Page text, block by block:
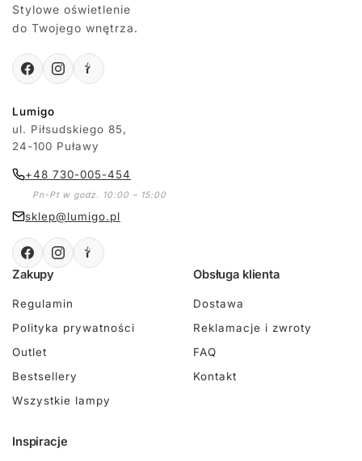
Stylowe oświetlenie
do Twojego wnętrza.
Lumigo
ul. Piłsudskiego 85,
24-100 Puławy
+48 730-005-454
Pn-Pt w godz. 10:00 – 15:00
sklep@lumigo.pl
Zakupy
Regulamin
Polityka prywatności
Outlet
Bestsellery
Wszystkie lampy
Obsługa klienta
Dostawa
Reklamacje i zwroty
FAQ
Kontakt
Inspiracje